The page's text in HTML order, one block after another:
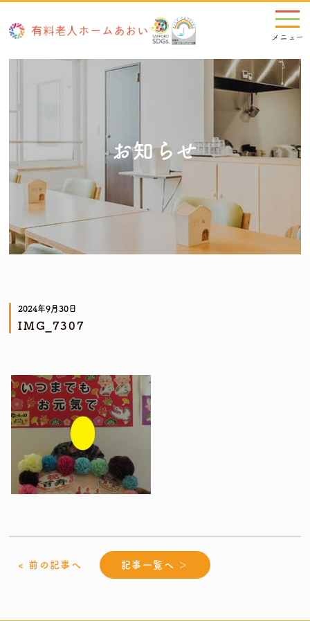
お知らせ
2024年9月30日
IMG_7307
< 前の記事へ 記事一覧へ ＞